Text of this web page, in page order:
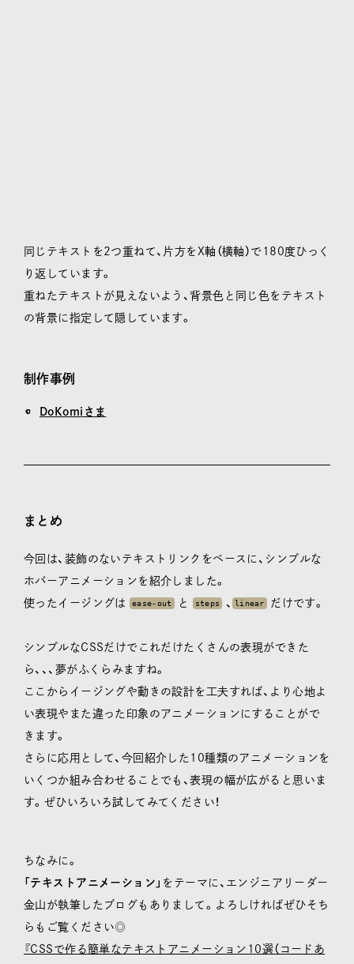
同じテキストを2つ重ねて、片方をX軸（横軸）で180度ひっく
り返しています。
重ねたテキストが見えないよう、背景色と同じ色をテキスト
の背景に指定して隠しています。
制作事例
DoKomiさま
まとめ
今回は、装飾のないテキストリンクをベースに、シンプルな
ホバーアニメーションを紹介しました。
使ったイージングは
ease-out と steps 、 linear だけです。
シンプルなCSSだけでこれだけたくさんの表現ができた
ら、、、夢がふくらみますね。
ここからイージングや動きの設計を工夫すれば、より心地よ
い表現やまた違った印象のアニメーションにすることがで
きます。
さらに応用として、今回紹介した10種類のアニメーションを
いくつか組み合わせることでも、表現の幅が広がると思いま
す。ぜひいろいろ試してみてください！
ちなみに。
「 テキストアニメーション 」をテーマに、エンジニアリーダー
金山が執筆したブログもありまして。よろしければぜひそち
らもご覧ください◎
『CSSで作る簡単なテキストアニメーション10選（コードあ